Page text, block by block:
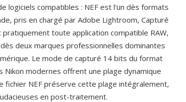
logiciels compatibles : NEF est l'un dès formats
pris en chargé par Adobe Lightroom, Capturé
toute application compatible RAW,
deux marques professionnelles dominantes
Le mode de capturé 14 bits du format
modernes offrent une plage dynamique
fichier NEF préserve cette plage intégralement,
en post-traitement.